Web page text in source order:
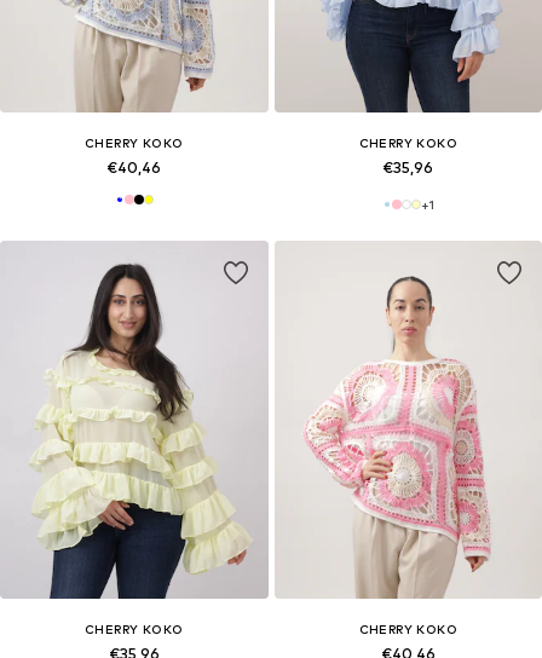
CHERRY KOKO
€40,46
CHERRY KOKO
€35,96
+1
CHERRY KOKO
€35,96
CHERRY KOKO
€40,46